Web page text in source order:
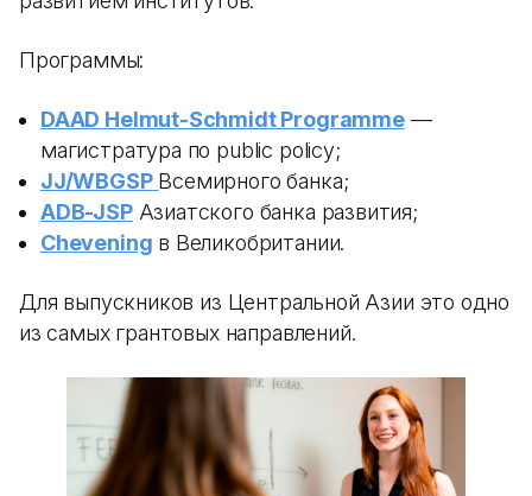
Программы:
DAAD Helmut-Schmidt Programme—
магистратура по public policy;
JJ/WBGSP Всемирного банка;
ADB-JSPАзиатского банка развития;
Chevening в Великобритании.
Для выпускников из Центральной Азии это одно
из самых грантовых направлений.